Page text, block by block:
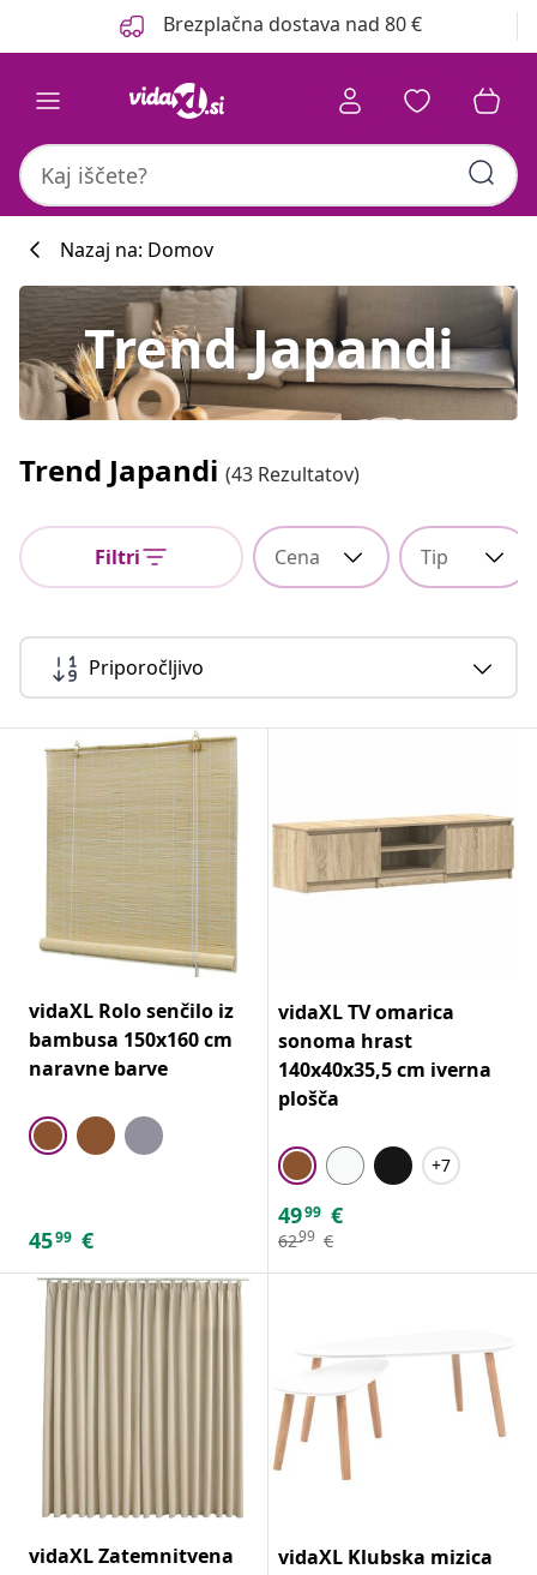
Brezplačna dostava nad 80 €
Nazaj na: Domov
Trend Japandi
Trend Japandi (43 Rezultatov)
Filtri Cena Tip
Priporočljivo
vidaXL Rolo senčilo iz
bambusa 150x160 cm
naravne barve
4599 €
vidaXL TV omarica
sonoma hrast
140x40x35,5 cm iverna
plošča
+7
4999 €
6299 €
vidaXL Zatemnitvena
vidaXL Klubska mizica